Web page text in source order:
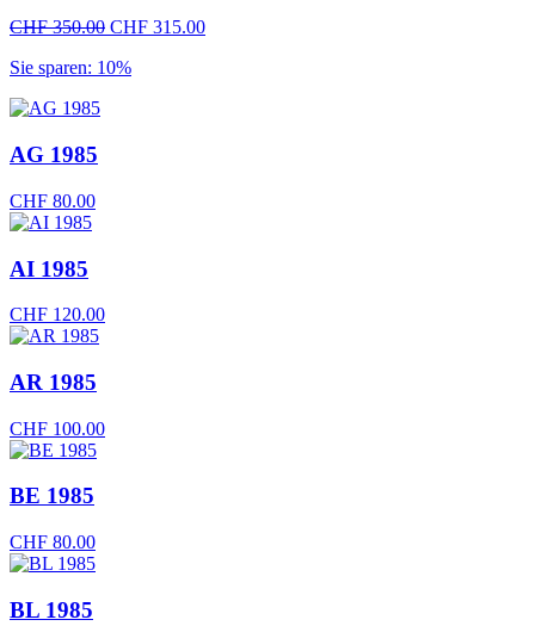
CHF350.00 Ursprünglicher
war:
CHF 315.00Aktueller
Sie sparen: 10%
AG 1985
CHF 80.00
AI 1985
CHF 120.00
AR 1985
CHF 100.00
BE 1985
CHF 80.00
BL 1985